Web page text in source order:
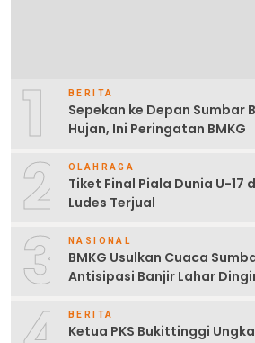
1 BERITA
Sepekan ke Depan Sumbar
Hujan, Ini Peringatan BMKG
2 OLAHRAGA
Tiket Final Piala Dunia U-17
Ludes Terjual
3 NASIONAL
BMKG Usulkan Cuaca
Antisipasi Banjir Lahar
BERITA
Ketua PKS Bukittinggi